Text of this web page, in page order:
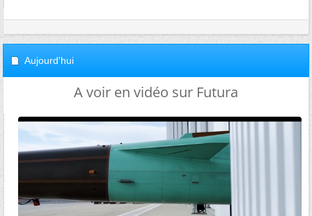
Aujourd'hui
A voir en vidéo sur Futura